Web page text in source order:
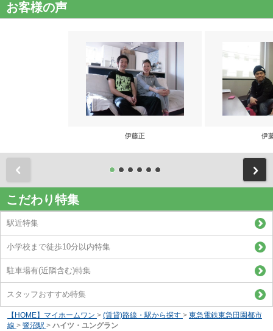
お客様の声
伊藤正 伊
こだわり特集
駅近特集
小学校まで徒歩10分以内特集
駐車場有(近隣含む)特集
スタッフおすすめ特集
【HOME】マイホームワン > (賃貸)路線・駅から探す > 東急電鉄東急田園都市
線 > 鷺沼駅 > ハイツ・ユングラン